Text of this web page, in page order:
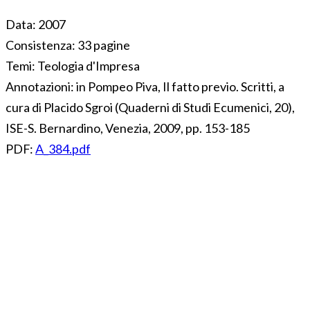
Data: 2007
Consistenza: 33 pagine
Temi: Teologia d'Impresa
Annotazioni:in Pompeo Piva, Il fatto previo. Scritti, a
cura di Placido Sgroi (Quaderni di Studi Ecumenici, 20),
ISE-S. Bernardino, Venezia, 2009, pp. 153-185
PDF:A_384.pdf